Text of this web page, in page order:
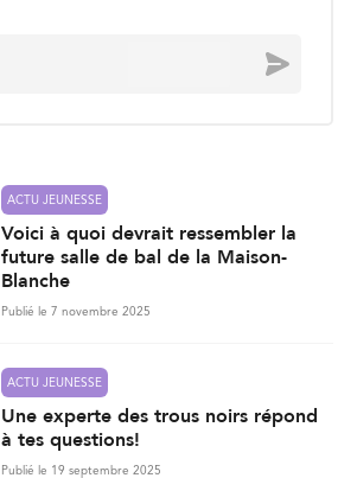
Envoyer
ACTU JEUNESSE
Voici à quoi devrait ressembler la
future salle de bal de la Maison-
Blanche
Publié le 7 novembre 2025
ACTU JEUNESSE
Une experte des trous noirs répond
à tes questions!
Publié le 19 septembre 2025